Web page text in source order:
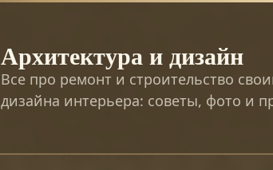
Архитектура и дизайн
Все про ремонт и строительство
дизайна интерьера: советы, фото и